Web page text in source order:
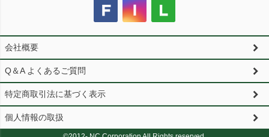
会社概要
Q＆A よくあるご質問
特定商取引法に基づく表示
個人情報の取扱